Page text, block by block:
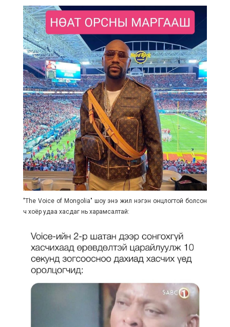
"The Voice of Mongolia" шоу энэ жил нэгэн онцлогтой болсон
ч хоёр удаа хасдаг нь харамсалтай: